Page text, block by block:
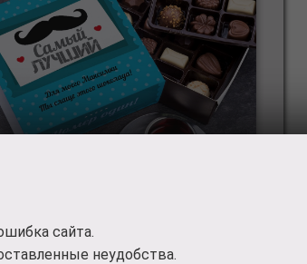
№6
сайта.
неудобства.